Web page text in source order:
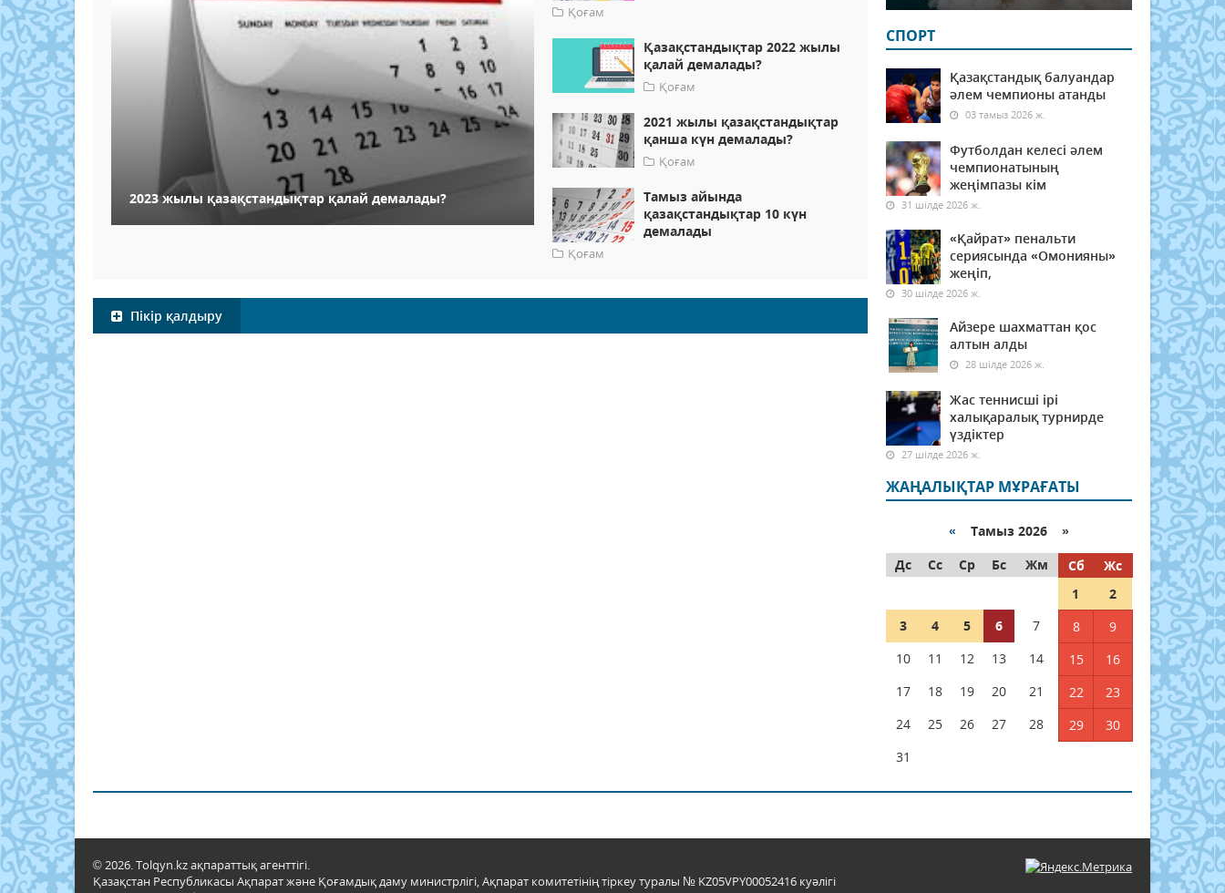
2023 жылы қазақстандықтар қалай демалады?
Қоғам
Қазақстандықтар 2022 жылы
қалай демалады?
Қоғам
2021 жылы қазақстандықтар
қанша күн демалады?
Қоғам
Тамыз айында
қазақстандықтар 10 күн
демалады
Қоғам
Пікір қалдыру
СПОРТ
Қазақстандық балуандар
әлем чемпионы атанды
03 тамыз 2026 ж.
Футболдан келесі әлем
чемпионатының
жеңімпазы кім
31 шілде 2026 ж.
«Қайрат» пенальти
сериясында «Омонияны»
жеңіп,
30 шілде 2026 ж.
Айзере шахматтан қос
алтын алды
28 шілде 2026 ж.
Жас теннисші ірі
халықаралық турнирде
үздіктер
27 шілде 2026 ж.
ЖАҢАЛЫҚТАР МҰРАҒАТЫ
« Тамыз 2026 »
Дс
Сс Ср Бс Жм Сб
Жс
1
2
3
4 5 6 7 8
9
10
11 12 13 14 15
16
17
18 19 20 21 22
23
24
25 26 27 28 29
30
31
© 2026. Tolqyn.kz ақпараттық агенттігі.
Қазақстан Республикасы Ақпарат және Қоғамдық даму министрлігі, Ақпарат комитетінің тіркеу туралы № KZ05VPY00052416 куәлігі